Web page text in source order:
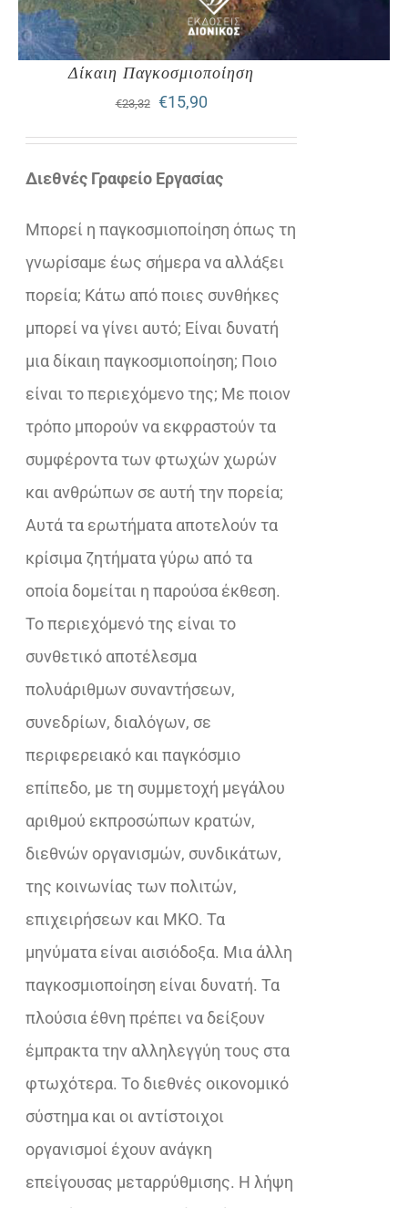
Δίκαιη Παγκοσμιοποίηση
€23,32
Original
price
€15,90Η
τρέχουσα
€15,90.
Διεθνές Γραφείο Εργασίας
Μπορεί η παγκοσμιοποίηση όπως τη
γνωρίσαμε έως σήμερα να αλλάξει
πορεία; Κάτω από ποιες συνθήκες
μπορεί να γίνει αυτό; Είναι δυνατή
μια δίκαιη παγκοσμιοποίηση; Ποιο
είναι το περιεχόμενο της; Με ποιον
τρόπο μπορούν να εκφραστούν τα
συμφέροντα των φτωχών χωρών
και ανθρώπων σε αυτή την πορεία;
Αυτά τα ερωτήματα αποτελούν τα
κρίσιμα ζητήματα γύρω από τα
οποία δομείται η παρούσα έκθεση.
Το περιεχόμενό της είναι το
συνθετικό αποτέλεσμα
πολυάριθμων συναντήσεων,
συνεδρίων, διαλόγων, σε
περιφερειακό και παγκόσμιο
επίπεδο, με τη συμμετοχή μεγάλου
αριθμού εκπροσώπων κρατών,
διεθνών οργανισμών, συνδικάτων,
της κοινωνίας των πολιτών,
επιχειρήσεων και ΜΚΟ. Τα
μηνύματα είναι αισιόδοξα. Μια άλλη
παγκοσμιοποίηση είναι δυνατή. Τα
πλούσια έθνη πρέπει να δείξουν
έμπρακτα την αλληλεγγύη τους στα
φτωχότερα. Το διεθνές οικονομικό
σύστημα και οι αντίστοιχοι
οργανισμοί έχουν ανάγκη
επείγουσας μεταρρύθμισης. Η λήψη